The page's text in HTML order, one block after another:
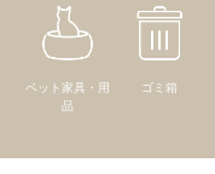
ペット家具・用
品
ゴミ箱